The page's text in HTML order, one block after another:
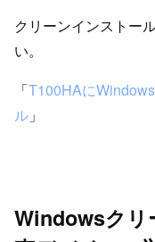
クリーンインストー
い。
「T100HAに
ル 」
Windowsクリ